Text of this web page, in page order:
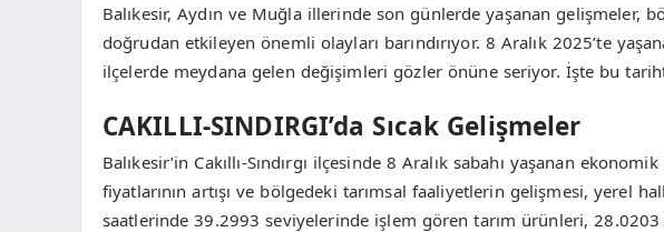
Balıkesir, Aydın ve Muğla illerinde son günlerde yaşanan gelişmeler,
doğrudan etkileyen önemli olayları barındırıyor. 8 Aralık 2025’te
ilçelerde meydana gelen değişimleri gözler önüne seriyor. İşte bu
CAKILLI-SINDIRGI’da Sıcak Gelişmeler
Balıkesir’in Cakıllı-Sındırgı ilçesinde 8 Aralık sabahı yaşanan
fiyatlarının artışı ve bölgedeki tarımsal faaliyetlerin gelişmesi, yerel
saatlerinde 39.2993 seviyelerinde işlem gören tarım ürünleri, 28.0203